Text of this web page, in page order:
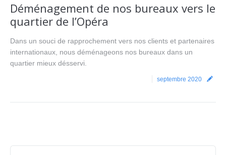
Déménagement de nos bureaux vers le
quartier de l’Opéra
Dans un souci de rapprochement vers nos clients et partenaires
internationaux, nous déménageons nos bureaux dans un
quartier mieux désservi.
septembre 2020